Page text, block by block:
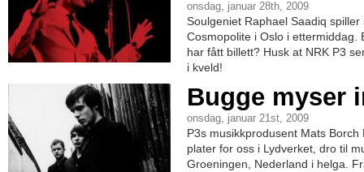
onsdag, januar 28th, 2009
Soulgeniet Raphael Saadiq
Cosmopolite i Oslo i ettermiddag.
har fått billett? Husk at NRK P3
i kveld!
Bugge myser
onsdag, januar 21st, 2009
P3s musikkprodusent Mats
plater for oss i Lydverket, dro til
Groeningen, Nederland i helga.